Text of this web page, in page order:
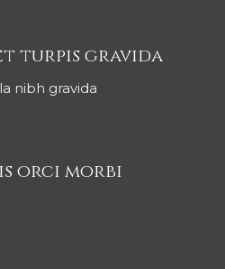
turpis gravida
nibh gravida
orci morbi